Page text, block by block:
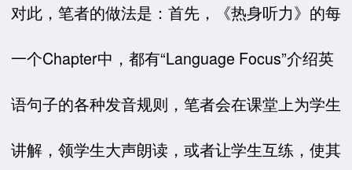
对此，笔者的做法是：首先，《热身听力》的每
一个Chapter中，都有“Language Focus”介绍英
语句子的各种发音规则，笔者会在课堂上为学生
讲解，领学生大声朗读，或者让学生互练，使其